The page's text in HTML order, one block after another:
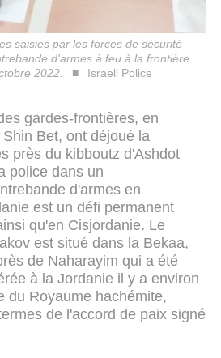
saisies par les forces de sécurité
d'armes à feu à la frontière
2022.
Israeli Police
gardes-frontières, en
Bet, ont déjoué la
près du kibboutz d'Ashdot
police dans un
d'armes en
est un défi permanent
qu'en Cisjordanie. Le
est situé dans la Bekaa,
de Naharayim qui a été
à la Jordanie il y a environ
du Royaume hachémite,
de l'accord de paix signé